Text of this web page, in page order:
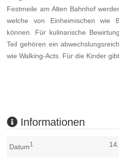
Festmeile am Alten Bahnhof
welche von Einheimischen wie
können. Für kulinarische
Teil gehören ein
wie Walking-Acts. Für die Kinder
Informationen
Datum1